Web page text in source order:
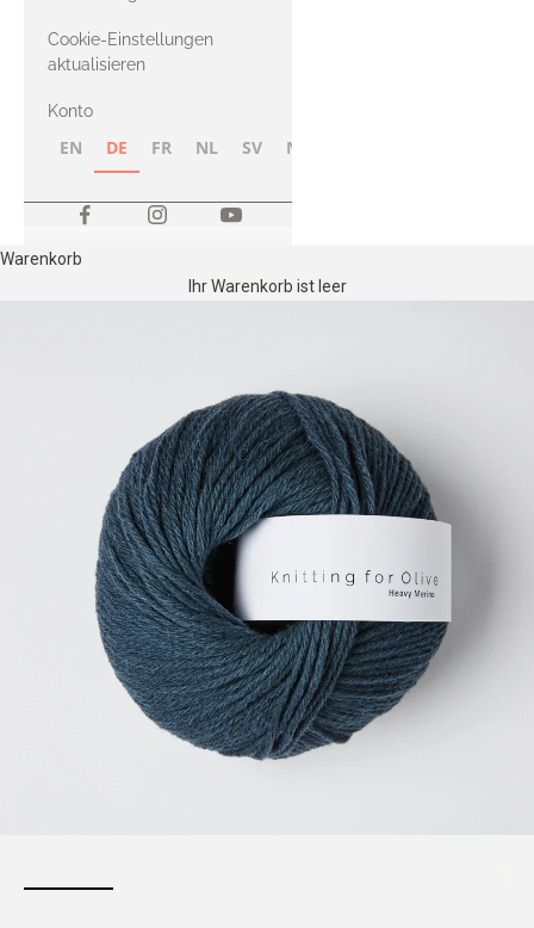
Cookie-Einstellungen
aktualisieren
Konto
EN DE FR NL SV NB
Warenkorb
Ihr Warenkorb ist leer